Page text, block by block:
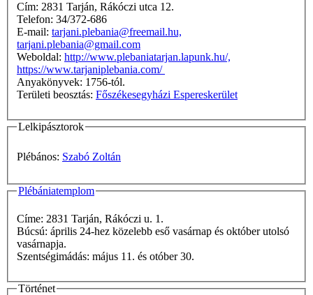
Cím: 2831 Tarján, Rákóczi utca 12.
Telefon: 34/372-686
E-mail: tarjani.plebania@freemail.hu,
tarjani.plebania@gmail.com
Weboldal: http://www.plebaniatarjan.lapunk.hu/,
https://www.tarjaniplebania.com/
Anyakönyvek: 1756-tól.
Területi beosztás: Főszékesegyházi Espereskerület
Lelkipásztorok
Plébános: Szabó Zoltán
Plébániatemplom
Címe: 2831 Tarján, Rákóczi u. 1.
Búcsú: április 24-hez közelebb eső vasárnap és október utolsó
vasárnapja.
Szentségimádás: május 11. és otóber 30.
Történet